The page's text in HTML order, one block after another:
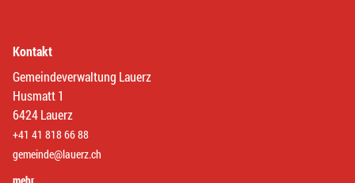
Kontakt
Gemeindeverwaltung Lauerz
Husmatt 1
6424 Lauerz
+41 41 818 66 88
gemeinde@lauerz.ch
mehr… …